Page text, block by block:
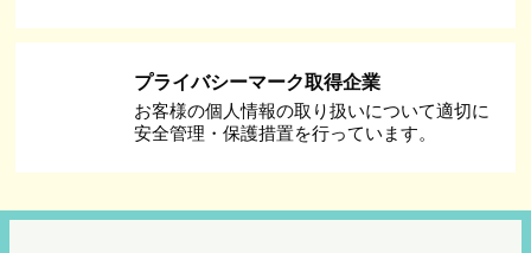
プライバシーマーク取得企業
お客様の個人情報の取り扱いについて適切に
安全管理・保護措置を行っています。